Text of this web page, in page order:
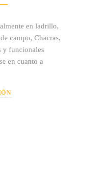
en ladrillo,
campo, Chacras,
y funcionales
en cuanto a